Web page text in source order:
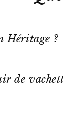
Héritage ?
de